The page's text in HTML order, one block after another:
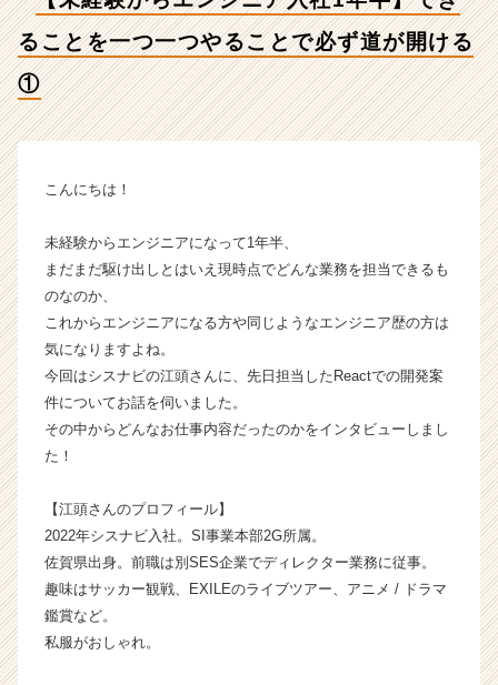
道
る
会
ナ
の
タ
イ
ン】
ベ
ン
ることを一つ一つやることで必ず道が開ける
①
こんにちは！
未経験からエンジニアになって1年半、
まだまだ駆け出しとはいえ現時点でどんな業務を担当できるも
のなのか、
これからエンジニアになる方や同じようなエンジニア歴の方は
気になりますよね。
今回はシスナビの江頭さんに、先日担当したReactでの開発案
件についてお話を伺いました。
その中からどんなお仕事内容だったのかをインタビューしまし
た！
【江頭さんのプロフィール】
2022年シスナビ入社。SI事業本部2G所属。
佐賀県出身。前職は別SES企業でディレクター業務に従事。
趣味はサッカー観戦、EXILEのライブツアー、アニメ / ドラマ
鑑賞など。
私服がおしゃれ。